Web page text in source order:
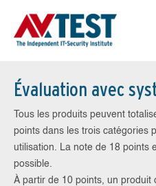
Évaluation avec
Tous les produits peuvent
points dans les trois catégories
utilisation. La note de 18 points
possible.
À partir de 10 points, un produit